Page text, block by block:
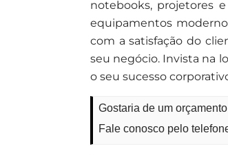
notebooks, projetores
equipamentos
com a satisfação do
seu negócio. Invista na
o seu sucesso
Gostaria de um
Fale conosco pelo